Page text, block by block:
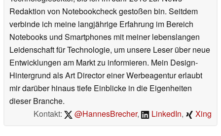
Redaktion von Notebookcheck gestoßen bin. Seitdem
verbinde ich meine langjährige Erfahrung im Bereich
Notebooks und Smartphones mit meiner lebenslangen
Leidenschaft für Technologie, um unsere Leser über neue
Entwicklungen am Markt zu informieren. Mein Design-
Hintergrund als Art Director einer Werbeagentur erlaubt
mir darüber hinaus tiefe Einblicke in die Eigenheiten
dieser Branche.
Kontakt:
@HannesBrecher, LinkedIn, Xing